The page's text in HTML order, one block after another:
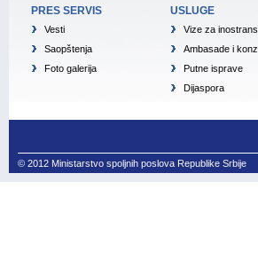
PRES SERVIS
Vesti
Saopštenja
Foto galerija
USLUGE
Vize za
Ambasade i
Putne isprave
Dijaspora
© 2012 Ministarstvo spoljnih poslova Republike Srbije